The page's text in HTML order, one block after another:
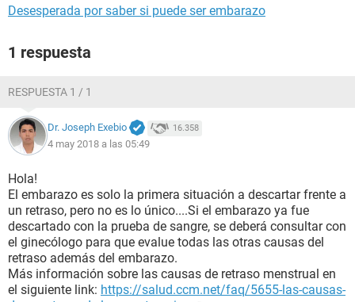
Desesperada por saber si puede ser embarazo
1 respuesta
RESPUESTA 1 / 1
Dr. Joseph Exebio 16.358
4 may 2018 a las 05:49
Hola!
El embarazo es solo la primera situación a descartar frente a
un retraso, pero no es lo único....Si el embarazo ya fue
descartado con la prueba de sangre, se deberá consultar con
el ginecólogo para que evalue todas las otras causas del
retraso además del embarazo.
Más información sobre las causas de retraso menstrual en
el siguiente link: https://salud.ccm.net/faq/5655-las-causas-